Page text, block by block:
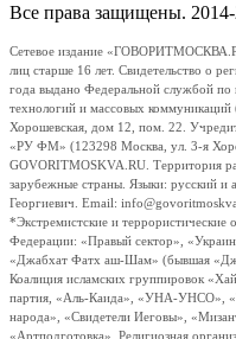
Все права защищены.
Сетевое издание
лиц старше 16 лет. Свидетельство о
года выдано Федеральной службой по
технологий и массовых
Хорошевская, дом 12, пом. 22.
«РУ ФМ» (123298 Москва, ул. 3-я
GOVORITMOSKVA.RU. Территория
зарубежные страны. Языки: русский и
Георгиевич. Email:
*Экстремистские и террористические
Федерации: «Правый сектор»,
«Джабхат Фатх аш-Шам» (бывшая
Коалиция исламских группировок
партия, «Аль-Каида», «УНА-УНСО»,
народа», «Свидетели Иеговы»,
«Артподготовка», Религиозная